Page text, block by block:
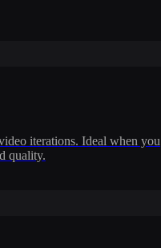
iterations. Ideal when you
quality.